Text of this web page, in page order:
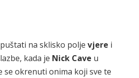
na sklisko polje vjere i
kada je Nick Cave u
se okrenuti onima koji sve te